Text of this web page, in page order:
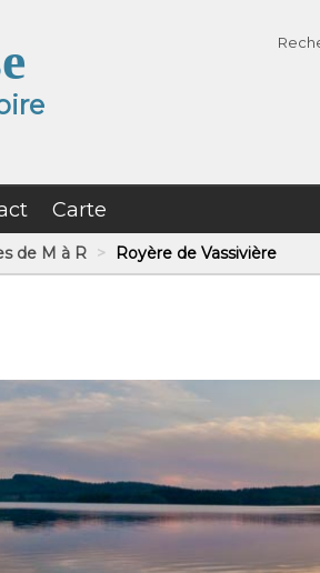
Carte
de M à R > Royère de Vassivière